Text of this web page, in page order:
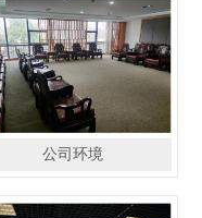
公司环境